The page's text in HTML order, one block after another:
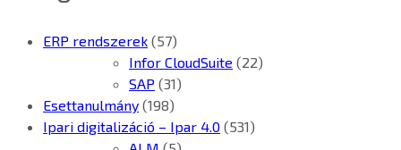
ERP rendszerek (57)
Infor CloudSuite (22)
SAP (31)
Esettanulmány (198)
Ipari digitalizáció – Ipar 4.0 (531)